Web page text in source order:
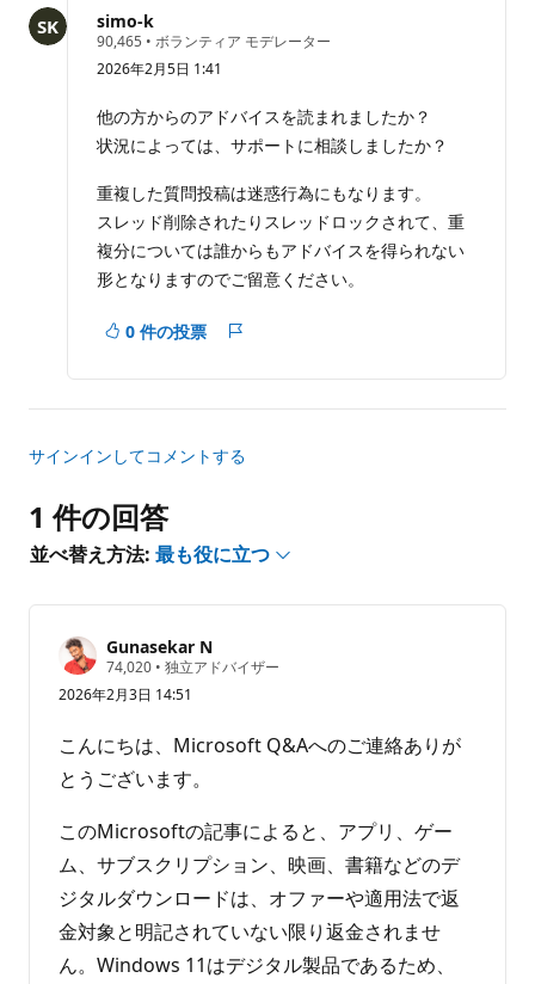
コ
メ
ン
を
非
示
に
す
る
simo-k
90,465 評
価
の
イ
ン
ト
• ボランティア モデレーター
2026年2月5日 1:41
他の方からのアドバイスを読まれましたか？
状況によっては、サポートに相談しましたか？
重複した質問投稿は迷惑行為にもなります。
スレッド削除されたりスレッドロックされて、重
複分については誰からもアドバイスを得られない
形となりますのでご留意ください。
0 件の投票
ト
サインインしてコメントする
1 件の回答
並べ替え方法: 最も役に立つ
Gunasekar N
74,020 評
の
ン
ト
• 独立アドバイザー
2026年2月3日 14:51
こんにちは、Microsoft Q&Aへのご連絡ありが
とうございます。
このMicrosoftの記事によると、アプリ、ゲー
ム、サブスクリプション、映画、書籍などのデ
ジタルダウンロードは、オファーや適用法で返
金対象と明記されていない限り返金されませ
ん。Windows 11はデジタル製品であるため、